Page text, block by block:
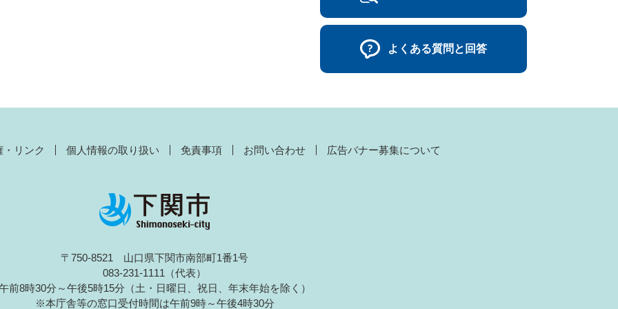
よくある質問と回答
・リンク 個人情報の取り扱い 免責事項 お問い合わせ 広告バナー募集について
〒750-8521 山口県下関市南部町1番1号
083-231-1111（代表）
前8時30分～午後5時15分（土・日曜日、祝日、年末年始を除く）
※本庁舎等の窓口受付時間は午前9時～午後4時30分